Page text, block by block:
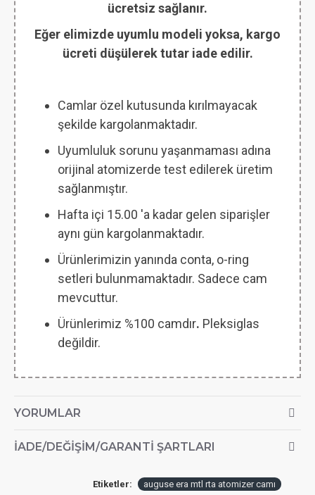
ücretsiz sağlanır.
Eğer elimizde uyumlu modeli yoksa, kargo
ücreti düşülerek tutar iade edilir.
Camlar özel kutusunda kırılmayacak
şekilde kargolanmaktadır.
Uyumluluk sorunu yaşanmaması adına
orijinal atomizerde test edilerek üretim
sağlanmıştır.
Hafta içi 15.00 'a kadar gelen siparişler
aynı gün kargolanmaktadır.
Ürünlerimizin yanında conta, o-ring
setleri bulunmamaktadır. Sadece cam
mevcuttur.
Ürünlerimiz %100 camdır. Pleksiglas
değildir.
YORUMLAR
İADE/DEĞIŞIM/GARANTI ŞARTLARI
Etiketler:
auguse era mtl rta atomizer camı